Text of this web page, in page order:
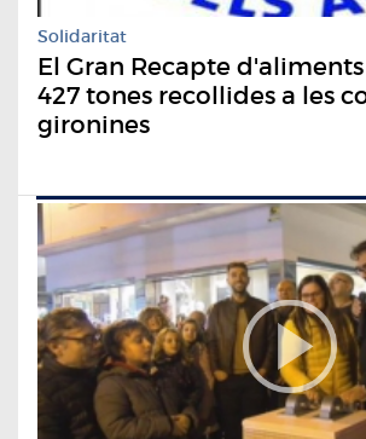
Solidaritat
El Gran Recapte
427 tones recollides a les
gironines